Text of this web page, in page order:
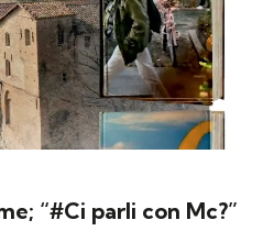
“#Ci parli con Mc?”